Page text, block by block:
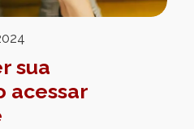
sua
acessar